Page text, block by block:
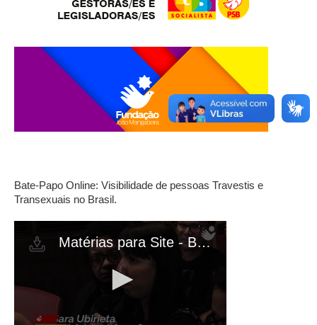
Bate-Papo Online: Visibilidade de pessoas Travestis e
Transexuais no Brasil.